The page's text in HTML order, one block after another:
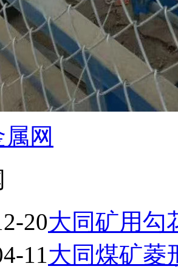
网
20大同矿用勾
11大同煤矿菱